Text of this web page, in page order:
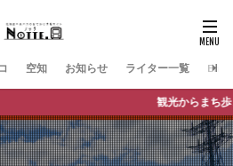
空知 お知らせ ライター一覧
観光からまち歩きまで、バスに乗っておで